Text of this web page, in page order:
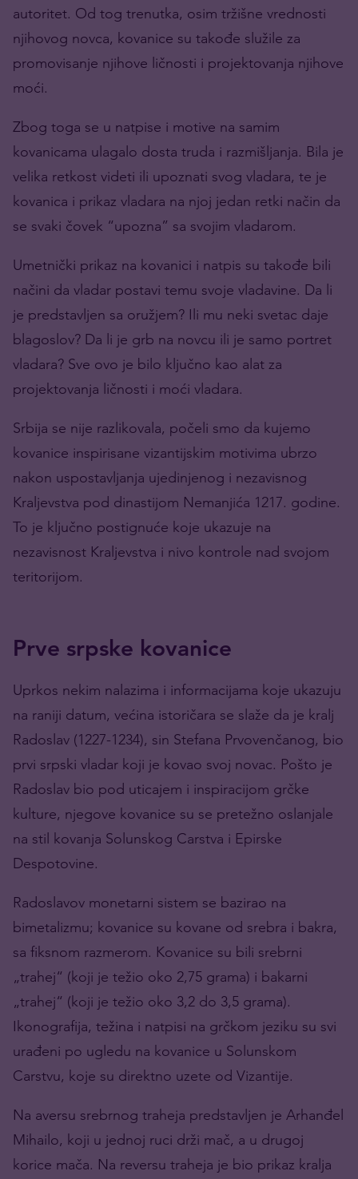
autoritet. Od tog trenutka, osim tržišne vrednosti
njihovog novca, kovanice su takođe služile za
promovisanje njihove ličnosti i projektovanja njihove
moći.
Zbog toga se u natpise i motive na samim
kovanicama ulagalo dosta truda i razmišljanja. Bila je
velika retkost videti ili upoznati svog vladara, te je
kovanica i prikaz vladara na njoj jedan retki način da
se svaki čovek “upozna” sa svojim vladarom.
Umetnički prikaz na kovanici i natpis su takođe bili
načini da vladar postavi temu svoje vladavine. Da li
je predstavljen sa oružjem? Ili mu neki svetac daje
blagoslov? Da li je grb na novcu ili je samo portret
vladara? Sve ovo je bilo ključno kao alat za
projektovanja ličnosti i moći vladara.
Srbija se nije razlikovala, počeli smo da kujemo
kovanice inspirisane vizantijskim motivima ubrzo
nakon uspostavljanja ujedinjenog i nezavisnog
Kraljevstva pod dinastijom Nemanjića 1217. godine.
To je ključno postignuće koje ukazuje na
nezavisnost Kraljevstva i nivo kontrole nad svojom
teritorijom.
Prve srpske kovanice
Uprkos nekim nalazima i informacijama koje ukazuju
na raniji datum, većina istoričara se slaže da je kralj
Radoslav (1227-1234), sin Stefana Prvovenčanog, bio
prvi srpski vladar koji je kovao svoj novac. Pošto je
Radoslav bio pod uticajem i inspiracijom grčke
kulture, njegove kovanice su se pretežno oslanjale
na stil kovanja Solunskog Carstva i Epirske
Despotovine.
Radoslavov monetarni sistem se bazirao na
bimetalizmu; kovanice su kovane od srebra i bakra,
sa fiksnom razmerom. Kovanice su bili srebrni
„trahej“ (koji je težio oko 2,75 grama) i bakarni
„trahej“ (koji je težio oko 3,2 do 3,5 grama).
Ikonografija, težina i natpisi na grčkom jeziku su svi
urađeni po ugledu na kovanice u Solunskom
Carstvu, koje su direktno uzete od Vizantije.
Na aversu srebrnog traheja predstavljen je Arhanđel
Mihailo, koji u jednoj ruci drži mač, a u drugoj
korice mača. Na reversu traheja je bio prikaz kralja